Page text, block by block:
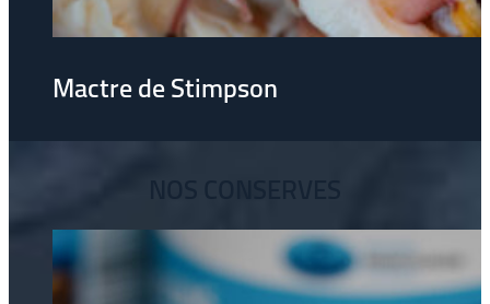
Mactre de Stimpson